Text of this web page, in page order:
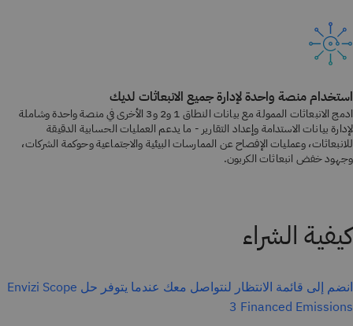
استخدام منصة واحدة لإدارة جميع الانبعاثات لديك
ادمج الانبعاثات الممولة مع بيانات النطاق 1 و2 و3 الأخرى في منصة واحدة وشاملة
لإدارة بيانات الاستدامة وإعداد التقارير - ما يدعم العمليات الحسابية الدقيقة
للانبعاثات، وعمليات الإفصاح عن الممارسات البيئية والاجتماعية وحوكمة الشركات،
وجهود خفض انبعاثات الكربون.
كيفية الشراء
انضم إلى قائمة الانتظار لنتواصل معك عندما يتوفر حل Envizi Scope
3 Financed Emissions